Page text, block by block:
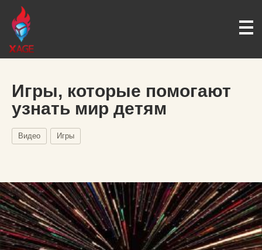
Игры, которые помогают
узнать мир детям
Видео Игры